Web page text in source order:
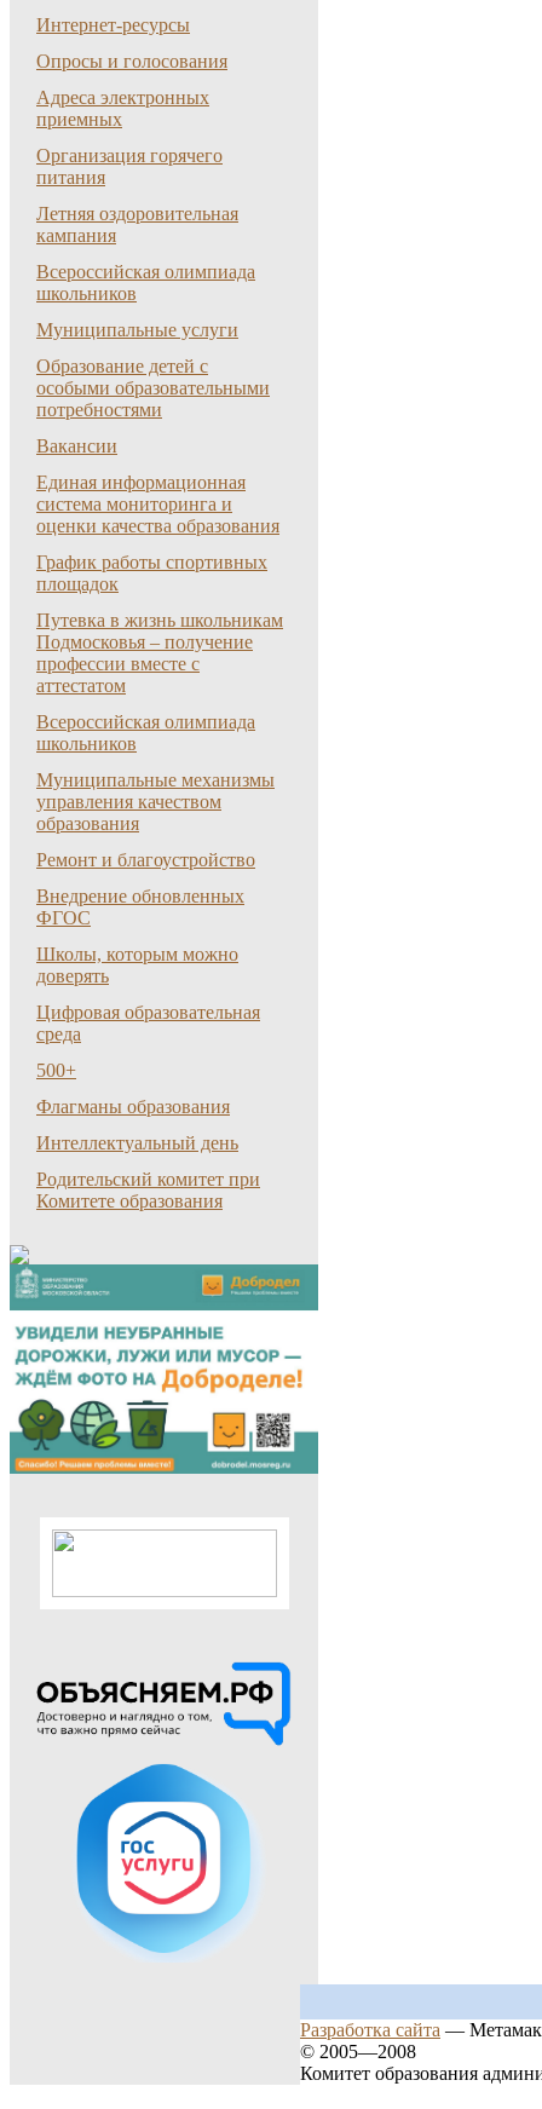
Интернет-ресурсы
Опросы и голосования
Адреса электронных
приемных
Организация горячего
питания
Летняя оздоровительная
кампания
Всероссийская олимпиада
школьников
Муниципальные услуги
Образование детей с
особыми образовательными
потребностями
Вакансии
Единая информационная
система мониторинга и
оценки качества образования
График работы спортивных
площадок
Путевка в жизнь школьникам
Подмосковья – получение
профессии вместе с
аттестатом
Всероссийская олимпиада
школьников
Муниципальные механизмы
управления качеством
образования
Ремонт и благоустройство
Внедрение обновленных
ФГОС
Школы, которым можно
доверять
Цифровая образовательная
среда
500+
Флагманы образования
Интеллектуальный день
Родительский комитет при
Комитете образования
Разработка сайта —
© 2005—2008
Комитет образования